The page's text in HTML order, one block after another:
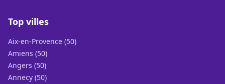
Top villes
Aix-en-Provence (50)
Amiens (50)
Angers (50)
Annecy (50)